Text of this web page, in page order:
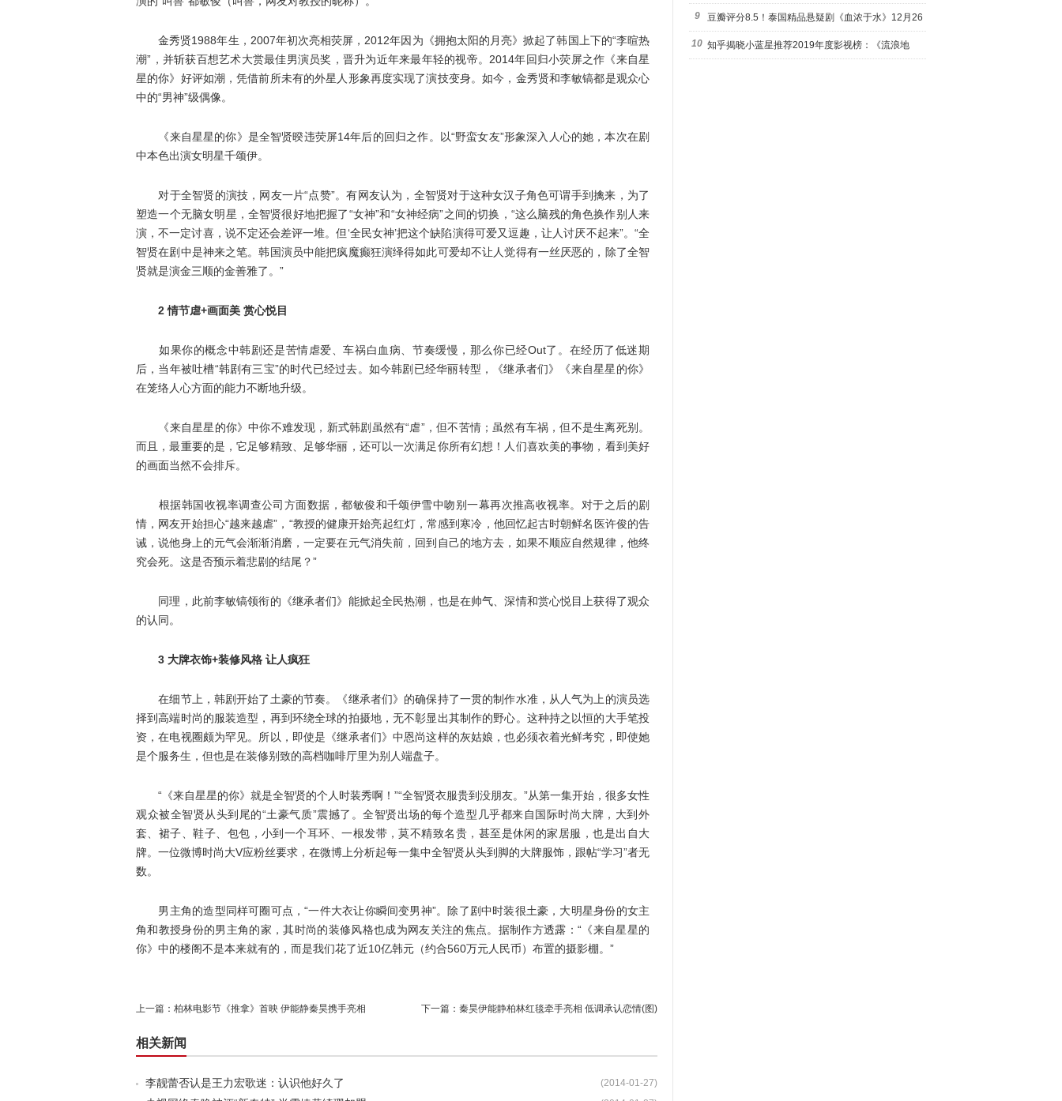
金秀贤1988年生，2007年初次亮相荧屏，2012年因为《拥抱太阳的月亮》掀起了韩国上下的“李暄热
潮”，并斩获百想艺术大赏最佳男演员奖，晋升为近年来最年轻的视帝。2014年回归小荧屏之作《来自星
星的你》好评如潮，凭借前所未有的外星人形象再度实现了演技变身。如今，金秀贤和李敏镐都是观众心
中的“男神”级偶像。
《来自星星的你》是全智贤暌违荧屏14年后的回归之作。以“野蛮女友”形象深入人心的她，本次在剧
中本色出演女明星千颂伊。
对于全智贤的演技，网友一片“点赞”。有网友认为，全智贤对于这种女汉子角色可谓手到擒来，为了
塑造一个无脑女明星，全智贤很好地把握了“女神”和“女神经病”之间的切换，“这么脑残的角色换作别人来
演，不一定讨喜，说不定还会差评一堆。但‘全民女神’把这个缺陷演得可爱又逗趣，让人讨厌不起来”。“全
智贤在剧中是神来之笔。韩国演员中能把疯魔癫狂演绎得如此可爱却不让人觉得有一丝厌恶的，除了全智
贤就是演金三顺的金善雅了。”
2 情节虐+画面美 赏心悦目
如果你的概念中韩剧还是苦情虐爱、车祸白血病、节奏缓慢，那么你已经Out了。在经历了低迷期
后，当年被吐槽“韩剧有三宝”的时代已经过去。如今韩剧已经华丽转型，《继承者们》《来自星星的你》
在笼络人心方面的能力不断地升级。
《来自星星的你》中你不难发现，新式韩剧虽然有“虐”，但不苦情；虽然有车祸，但不是生离死别。
而且，最重要的是，它足够精致、足够华丽，还可以一次满足你所有幻想！人们喜欢美的事物，看到美好
的画面当然不会排斥。
根据韩国收视率调查公司方面数据，都敏俊和千颂伊雪中吻别一幕再次推高收视率。对于之后的剧
情，网友开始担心“越来越虐”，“教授的健康开始亮起红灯，常感到寒冷，他回忆起古时朝鲜名医许俊的告
诫，说他身上的元气会渐渐消磨，一定要在元气消失前，回到自己的地方去，如果不顺应自然规律，他终
究会死。这是否预示着悲剧的结尾？”
同理，此前李敏镐领衔的《继承者们》能掀起全民热潮，也是在帅气、深情和赏心悦目上获得了观众
的认同。
3 大牌衣饰+装修风格 让人疯狂
在细节上，韩剧开始了土豪的节奏。《继承者们》的确保持了一贯的制作水准，从人气为上的演员选
择到高端时尚的服装造型，再到环绕全球的拍摄地，无不彰显出其制作的野心。这种持之以恒的大手笔投
资，在电视圈颇为罕见。所以，即使是《继承者们》中恩尚这样的灰姑娘，也必须衣着光鲜考究，即使她
是个服务生，但也是在装修别致的高档咖啡厅里为别人端盘子。
“《来自星星的你》就是全智贤的个人时装秀啊！”“全智贤衣服贵到没朋友。”从第一集开始，很多女性
观众被全智贤从头到尾的“土豪气质”震撼了。全智贤出场的每个造型几乎都来自国际时尚大牌，大到外
套、裙子、鞋子、包包，小到一个耳环、一根发带，莫不精致名贵，甚至是休闲的家居服，也是出自大
牌。一位微博时尚大V应粉丝要求，在微博上分析起每一集中全智贤从头到脚的大牌服饰，跟帖“学习”者无
数。
男主角的造型同样可圈可点，“一件大衣让你瞬间变男神”。除了剧中时装很土豪，大明星身份的女主
角和教授身份的男主角的家，其时尚的装修风格也成为网友关注的焦点。据制作方透露：“《来自星星的
你》中的楼阁不是本来就有的，而是我们花了近10亿韩元（约合560万元人民币）布置的摄影棚。”
上一篇： 柏林电影节《推拿》首映 伊能静秦昊携手亮相 下一篇： 秦昊伊能静柏林红毯牵手亮相 低调承认恋情(图)
相关新闻
(2014-01-27)
李靓蕾否认是王力宏歌迷：认识他好久了
圈粉!
9 豆瓣评分8.5！泰国精品悬疑剧《血浓于水》12月26
日西瓜视
10 知乎揭晓小蓝星推荐2019年度影视榜：《流浪地